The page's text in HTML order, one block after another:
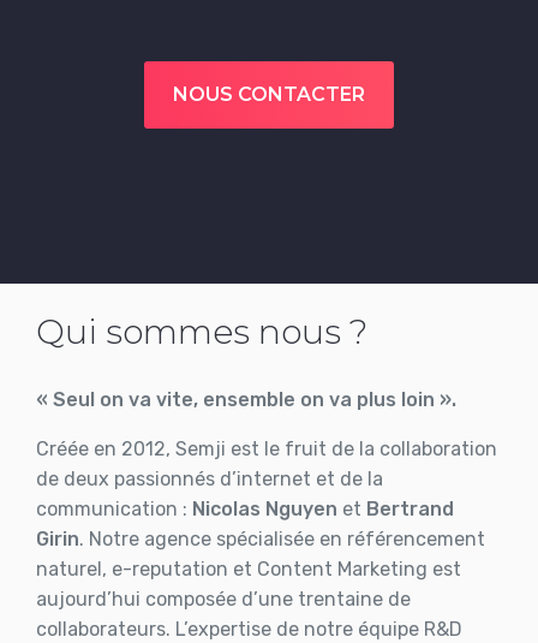
NOUS CONTACTER
Qui sommes nous ?
« Seul on va vite, ensemble on va plus loin ».
Créée en 2012, Semji est le fruit de la collaboration
de deux passionnés d’internet et de la
communication : Nicolas Nguyen et Bertrand
Girin. Notre agence spécialisée en référencement
naturel, e-reputation et Content Marketing est
aujourd’hui composée d’une trentaine de
collaborateurs. L’expertise de notre équipe R&D